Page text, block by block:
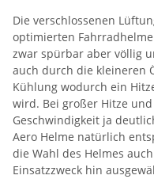
Die verschlossenen
optimierten
zwar spürbar aber völlig
auch durch die kleineren
Kühlung wodurch ein
wird. Bei großer Hitze
Geschwindigkeit ja
Aero Helme natürlich
die Wahl des Helmes
Einsatzzweck hin